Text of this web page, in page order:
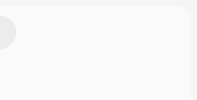
immagine